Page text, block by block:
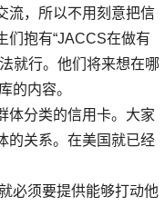
流，所以不用刻意把信
们抱有“JACCS在做有
就行。他们将来想在哪
的内容。
体分类的信用卡。大家
的关系。在美国就已经
必须要提供能够打动他